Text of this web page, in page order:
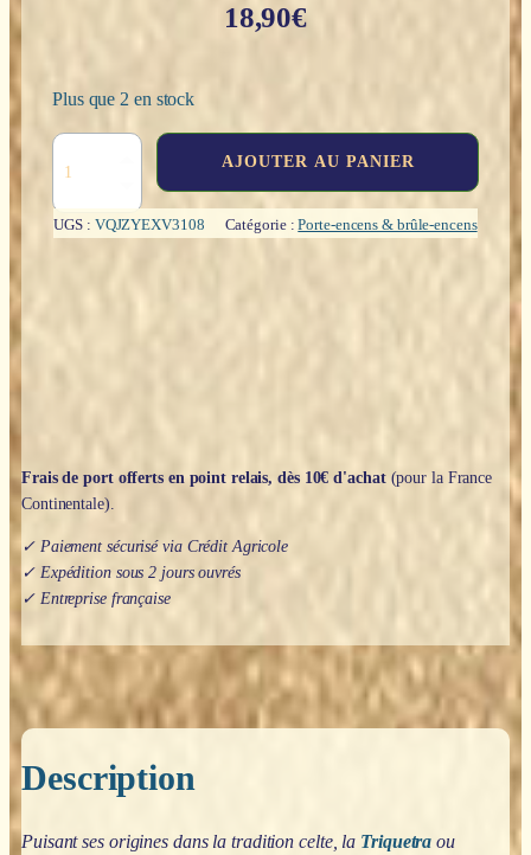
18,90€
Plus que 2 en stock
encens
:
AJOUTER AU PANIER
UGS : VQJZYEXV3108 Catégorie :Porte-encens & brûle-encens
Frais de port offerts en point relais, dès 10€ d'achat(pour la France
Continentale).
✓ Paiement sécurisé via Crédit Agricole
✓ Expédition sous 2 jours ouvrés
✓ Entreprise française
Description
Puisant ses origines dans la tradition celte, la Triquetra ou